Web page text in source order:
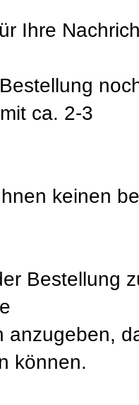
Ihre
ca. 2-3
keinen
Bestellung
anzugeben,
können.